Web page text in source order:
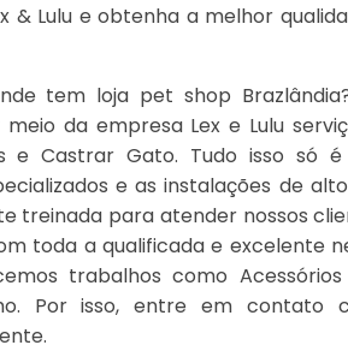
& Lulu e obtenha a melhor
tem loja pet shop
da empresa Lex e Lulu
e Castrar Gato. Tudo isso só
e as instalações de
treinada para atender nossos
toda a qualificada e excelente
trabalhos como
Por isso, entre em contato